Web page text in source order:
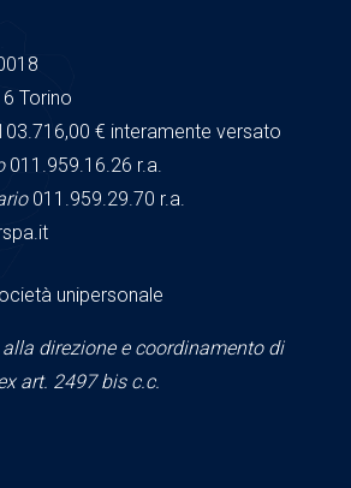
Torino
€ interamente versato
011.959.16.26 r.a.
011.959.29.70 r.a.
unipersonale
direzione e coordinamento di
art. 2497 bis c.c.